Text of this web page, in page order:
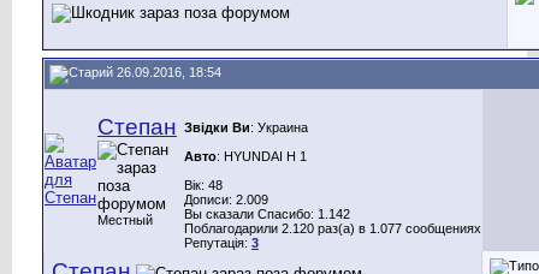
26.09.2016, 18:54
Степан
Местный
Звідки Ви: Украина
Авто: HYUNDAI H 1
Вік: 48
Дописи: 2.009
Вы сказали Спасибо: 1.142
Поблагодарили 2.120 раз(а) в 1.077 сообщениях
Репутація: 3